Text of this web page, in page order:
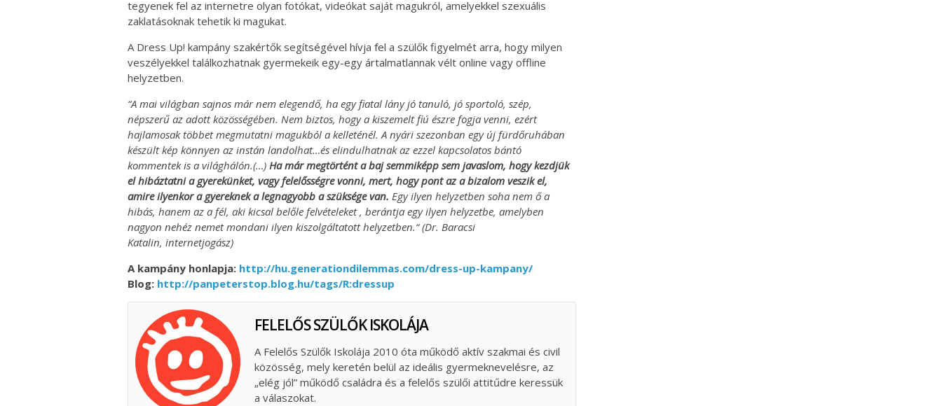
tegyenek fel az internetre olyan fotókat, videókat saját magukról, amelyekkel szexuális
zaklatásoknak tehetik ki magukat.
A Dress Up! kampány szakértők segítségével hívja fel a szülők figyelmét arra, hogy milyen
veszélyekkel találkozhatnak gyermekeik egy-egy ártalmatlannak vélt online vagy offline
helyzetben.
“A mai világban sajnos már nem elegendő, ha egy fiatal lány jó tanuló, jó sportoló, szép,
népszerű az adott közösségében. Nem biztos, hogy a kiszemelt fiú észre fogja venni, ezért
hajlamosak többet megmutatni magukból a kelleténél. A nyári szezonban egy új fürdőruhában
készült kép könnyen az instán landolhat…és elindulhatnak az ezzel kapcsolatos bántó
kommentek is a világhálón.(…) Ha már megtörtént a baj semmiképp sem javaslom, hogy kezdjük
el hibáztatni a gyerekünket, vagy felelősségre vonni, mert, hogy pont az a bizalom veszik el,
amire ilyenkor a gyereknek a legnagyobb a szüksége van. Egy ilyen helyzetben soha nem ő a
hibás, hanem az a fél, aki kicsal belőle felvételeket , berántja egy ilyen helyzetbe, amelyben
nagyon nehéz nemet mondani ilyen kiszolgáltatott helyzetben.“ (Dr. Baracsi
Katalin, internetjogász)
A kampány honlapja: http://hu.generationdilemmas.com/dress-up-kampany/
Blog: http://panpeterstop.blog.hu/tags/R:dressup
FELELŐS SZÜLŐK ISKOLÁJA
A Felelős Szülők Iskolája 2010 óta működő aktív szakmai és civil
közösség, mely keretén belül az ideális gyermeknevelésre, az
„elég jól” működő családra és a felelős szülői attitűdre keressük
a válaszokat.